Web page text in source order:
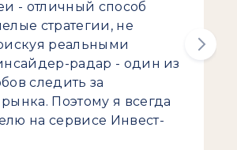
- отличный способ
стратегии, не
реальными
радар - один из
следить за
Поэтому я всегда
на сервисе Инвест-